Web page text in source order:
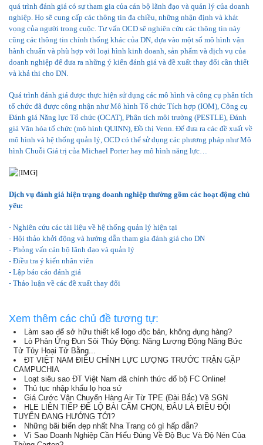
quá trình đánh giá có sự tham gia của cán bộ lãnh đạo và quản lý của doanh
nghiệp. Họ sẽ cung cấp các thông tin đa chiều, những nhận định và khát
vọng của người trong cuộc. Tư vấn OCD sẽ nghiên cứu các thông tin này
cũng các thông tin chính thống khác của DN, dựa vào một số mô hình vận
hành chuẩn và phù hợp với loại hình kinh doanh, sản phẩm và dịch vụ của
doanh nghiệp để đưa ra những ý kiến đánh giá và đề xuất thay đổi cần thiết
và khả thi cho DN.
Quá trình đánh giá được thực hiện sử dụng các mô hình và công cụ phân tích
tổ chức đã được công nhận như Mô hình Tổ chức Tích hợp (IOM), Công cụ
Đánh giá Năng lực Tổ chức (OCAT), Phân tích môi trường (PESTLE), Đánh
giá Văn hóa tổ chức (mô hình QUINN), Đồ thị Venn. Để đưa ra các đề xuất về
mô hình và hệ thống quản lý, OCD có thể sử dụng các phương pháp như Mô
hình Chuỗi Giá trị của Michael Porter hay mô hình năng lực…
Dịch vụ đánh giá hiện trạng doanh nghiệp thường gồm các hoạt động chủ
yếu:
- Nghiên cứu các tài liệu về hệ thống quản lý hiện tại
- Hội thảo khởi động và hướng dẫn tham gia đánh giá cho DN
- Phỏng vấn cán bộ lãnh đạo và quản lý
- Điều tra ý kiến nhân viên
- Lập báo cáo đánh giá
- Thảo luận về các đề xuất thay đổi
Xem thêm các chủ đề tương tự:
Làm sao để sở hữu thiết kế logo độc bản, không đụng hàng?
Lò Phản Ứng Đun Sôi Thủy Động: Năng Lượng Động Năng Bức
Tử Tủy Hoại Tử Bằng...
ĐT VIỆT NAM ĐIỀU CHỈNH LỰC LƯỢNG TRƯỚC TRẬN GẶP
CAMPUCHIA
Loạt siêu sao ĐT Việt Nam đã chính thức đổ bộ FC Online!
Thủ tục nhập khẩu lọ hoa sứ
Giá Cước Vận Chuyển Hàng Air Từ TPE (Đài Bắc) Về SGN
HLE LIÊN TIẾP ĐỂ LỘ BÀI CẤM CHỌN, ĐÂU LÀ ĐIỀU ĐỘI
TUYỂN ĐANG HƯỚNG TỚI?
Những bãi biển đẹp nhất Nha Trang có gì hấp dẫn?
Vì Sao Doanh Nghiệp Cần Hiểu Đúng Về Độ Bục Và Độ Nén Của